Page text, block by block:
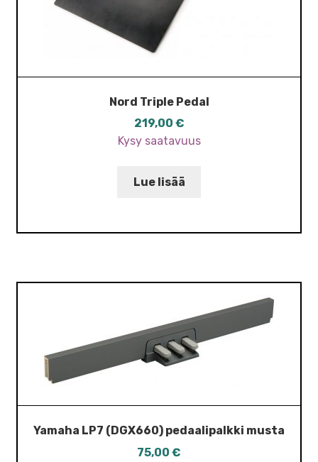
Nord Triple Pedal
219,00 €
Kysy saatavuus
Lue lisää
Yamaha LP7 (DGX660) pedaalipalkki musta
75,00 €